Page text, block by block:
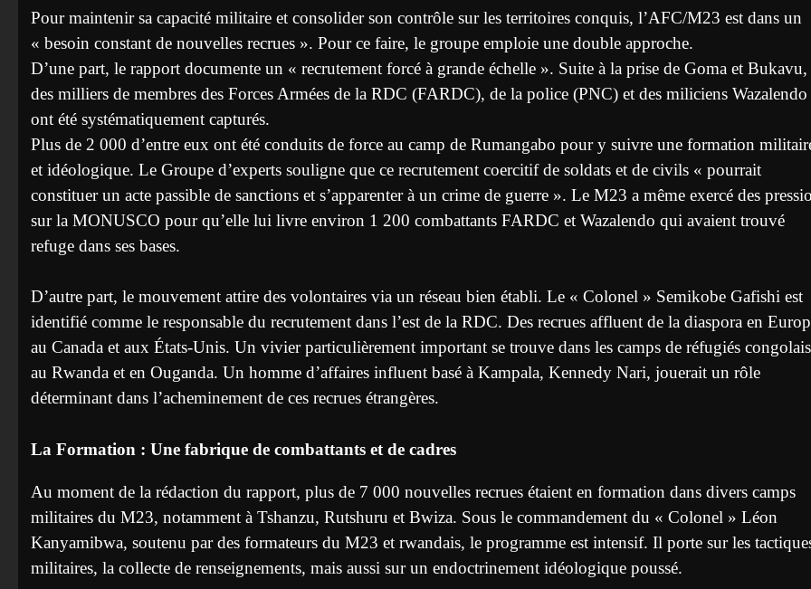
Pour maintenir sa capacité militaire et consolider son contrôle sur les territoires conquis, l’AFC/M23 est dans un
« besoin constant de nouvelles recrues ». Pour ce faire, le groupe emploie une double approche.
D’une part, le rapport documente un « recrutement forcé à grande échelle ». Suite à la prise de Goma et Bukavu,
des milliers de membres des Forces Armées de la RDC (FARDC), de la police (PNC) et des miliciens Wazalendo
ont été systématiquement capturés.
Plus de 2 000 d’entre eux ont été conduits de force au camp de Rumangabo pour y suivre une formation
et idéologique. Le Groupe d’experts souligne que ce recrutement coercitif de soldats et de civils « pourrait
constituer un acte passible de sanctions et s’apparenter à un crime de guerre ». Le M23 a même exercé des
sur la MONUSCO pour qu’elle lui livre environ 1 200 combattants FARDC et Wazalendo qui avaient trouvé
refuge dans ses bases.
D’autre part, le mouvement attire des volontaires via un réseau bien établi. Le « Colonel » Semikobe Gafishi est
identifié comme le responsable du recrutement dans l’est de la RDC. Des recrues affluent de la diaspora en
au Canada et aux États-Unis. Un vivier particulièrement important se trouve dans les camps de réfugiés congolais
au Rwanda et en Ouganda. Un homme d’affaires influent basé à Kampala, Kennedy Nari, jouerait un rôle
déterminant dans l’acheminement de ces recrues étrangères.
La Formation : Une fabrique de combattants et de cadres
Au moment de la rédaction du rapport, plus de 7 000 nouvelles recrues étaient en formation dans divers camps
militaires du M23, notamment à Tshanzu, Rutshuru et Bwiza. Sous le commandement du « Colonel » Léon
Kanyamibwa, soutenu par des formateurs du M23 et rwandais, le programme est intensif. Il porte sur les
militaires, la collecte de renseignements, mais aussi sur un endoctrinement idéologique poussé.